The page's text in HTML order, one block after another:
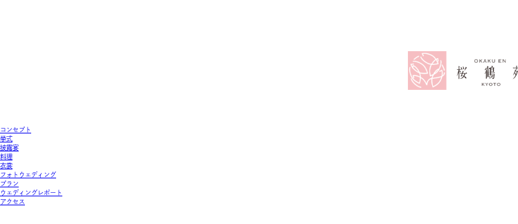
コンセプト
挙式
披露宴
料理
衣裳
フォトウェディング
プラン
ウェディングレポート
アクセス